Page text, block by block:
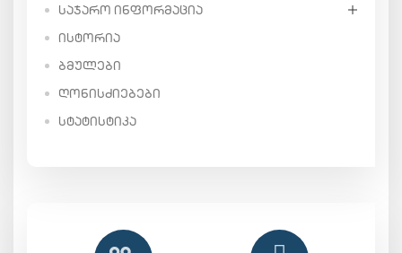
ᲡᲐᲯᲐᲠᲝ ᲘᲜᲤᲝᲠᲛᲐᲪᲘᲐ
ᲘᲡᲢᲝᲠᲘᲐ
ᲑᲛᲣᲚᲔᲑᲘ
ᲦᲝᲜᲘᲡᲫᲘᲔᲑᲔᲑᲘ
ᲡᲢᲐᲢᲘᲡᲢᲘᲙᲐ